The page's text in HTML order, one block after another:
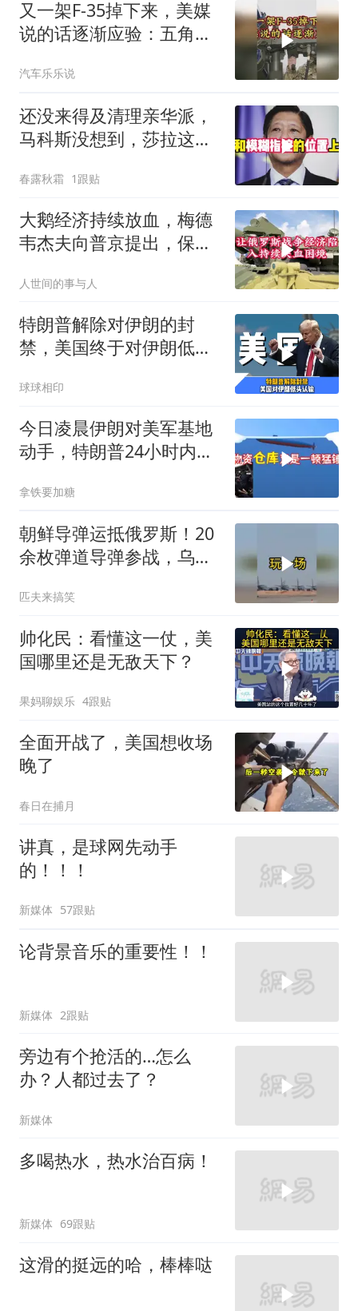
又一架F-35掉下来，美媒
说的话逐渐应验：五角大
汽车乐乐说
还没来得及清理亲华派，
马科斯没想到，莎拉这次
春露秋霜 1跟贴
大鹅经济持续放血，梅德
韦杰夫向普京提出，保住
人世间的事与人
特朗普解除对伊朗的封
禁，美国终于对伊朗低头
球球相印
今日凌晨伊朗对美军基地
动手，特朗普24小时内服
拿铁要加糖
朝鲜导弹运抵俄罗斯！20
余枚弹道导弹参战，乌克
匹夫来搞笑
帅化民：看懂这一仗，美
国哪里还是无敌天下？
果妈聊娱乐 4跟贴
全面开战了，美国想收场
晚了
春日在捕月
讲真，是球网先动手
的！！！
新媒体 57跟贴
论背景音乐的重要性！！
新媒体 2跟贴
旁边有个抢活的…怎么
办？人都过去了？
新媒体
多喝热水，热水治百病！
新媒体 69跟贴
这滑的挺远的哈，棒棒哒